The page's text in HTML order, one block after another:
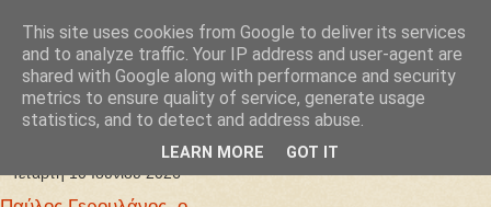
Φιλαρέτη
"ἄγει πρός φῶς τήν ἀλήθειαν χρόνος" -- Μένανδρος
Τετάρτη 10 Ιουνίου 2026
This site uses cookies from Google to deliver its services
and to analyze traffic. Your IP address and user-agent are
shared with Google along with performance and security
metrics to ensure quality of service, generate usage
statistics, and to detect and address abuse.
LEARN MORE GOT IT